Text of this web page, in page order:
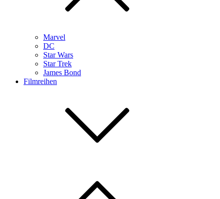
Marvel
DC
Star Wars
Star Trek
James Bond
Filmreihen